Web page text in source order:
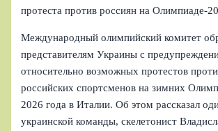
протеста против россиян на
Международный олимпийский комитет
представителям Украины с
относительно возможных протестов
российских спортсменов на зимних
2026 года в Италии. Об этом рассказал
украинской команды, скелетонист